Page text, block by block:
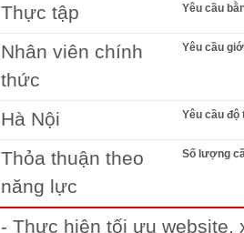
Thực tập Yêu cầu
Nhân viên chính
thức
Yêu cầu
Hà Nội Yêu cầu độ
Thỏa thuận theo
năng lực
Số lượng
- Thực hiện tối ưu website,